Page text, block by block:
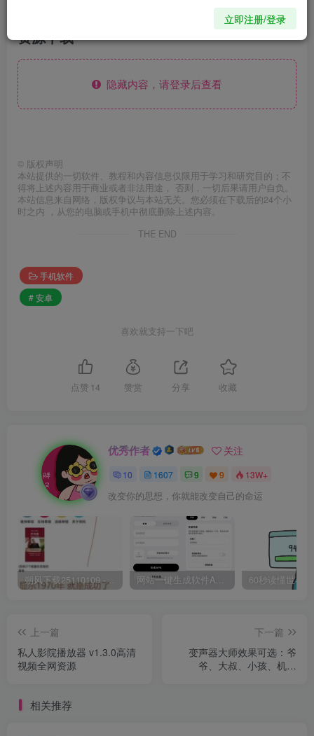
资源下载
隐藏内容，请登录后查看
© 版权声明
本站提供的一切软件、教程和内容信息仅限用于学习和研究目的；不
得将上述内容用于商业或者非法用途， 否则，一切后果请用户自负。
本站信息来自网络，版权争议与本站无关。您必须在下载后的24个小
时之内 ，从您的电脑或手机中彻底删除上述内容。
THE END
手机软件
# 安卓
喜欢就支持一下吧
点赞 14 赞赏 分享 收藏
优秀作者 关注
10 1607 9 9 13W+
改变你的思想，你就能改变自己的命运
朔风下载25110109 -磁力下载神器-去VIP限制版本 网站一键生成软件APP 完美版 同时支持打包html文件
上一篇
私人影院播放器 v1.3.0高清
视频全网资源
下一篇
变声器大师效果可选：爷
爷、大叔、小孩、机器
相关推荐
立即注册/登录